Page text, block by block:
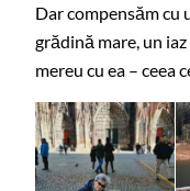
Dar compensăm cu
grădină mare, un
mereu cu ea – ceea